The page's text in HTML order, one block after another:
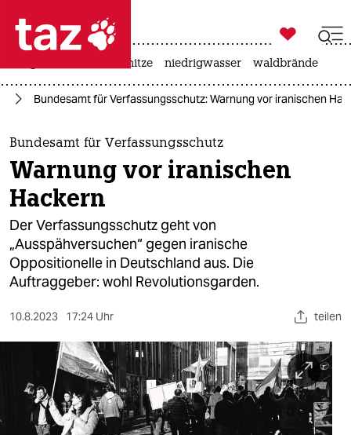
 taz zahl ich
taz zahl ich
themen
politik
öko
gesellschaft
kultur
sport
nord
wahrheit

taz zahl ich
hitze niedrigwasser waldbrände
Bundesamt für Verfassungsschutz: Warnung vor iranischen
Bundesamt für Verfassungsschutz
Warnung vor iranischen
Hackern
Der Verfassungsschutz geht von
„Ausspähversuchen“ gegen iranische
Oppositionelle in Deutschland aus. Die
Auftraggeber: wohl Revolutionsgarden.
10.8.2023 17:24 Uhr teilen